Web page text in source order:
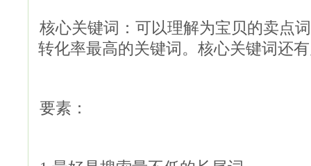
核心关键词：可以理解为宝贝的卖点
转化率最高的关键词。核心关键词还
要素：